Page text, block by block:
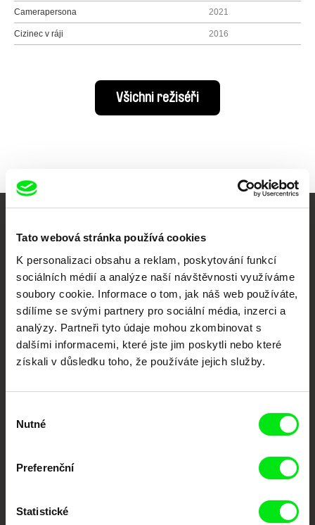
Tato webová stránka používá cookies
K personalizaci obsahu a reklam, poskytování funkcí
sociálních médií a analýze naší návštěvnosti využíváme
soubory cookie. Informace o tom, jak náš web používáte,
sdílíme se svými partnery pro sociální média, inzerci a
analýzy. Partneři tyto údaje mohou zkombinovat s
dalšími informacemi, které jste jim poskytli nebo které
získali v důsledku toho, že používáte jejich služby.
souhlasu
Nutné
Preferenční
Statistické
Camerapersona 2021
Cizinec v ráji 2016
Všichni režiséři
Vaše online
dokumentární kino
Nové festivalové filmy
každý týden
Portál DAFilms.cz je výsledkem tvůrčí spolupráce 7 klíčových evropských
festivalů dokumentárního filmu sdružených do Doc Alliance. Naším cílem je